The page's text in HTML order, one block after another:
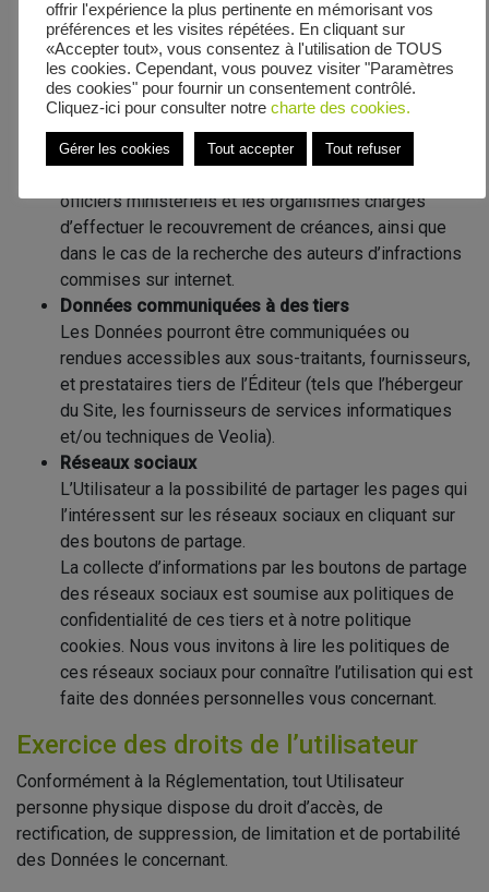
Données transférées aux autorités et/ou
organismes publics
Conformément à la Réglementation en vigueur, les
Données peuvent être transmises aux autorités
compétentes sur requête et notamment aux
organismes publics, exclusivement pour répondre aux
officiers ministériels et les organismes chargés
d’effectuer le recouvrement de créances, ainsi que
dans le cas de la recherche des auteurs d’infractions
commises sur internet.
Données communiquées à des tiers
Les Données pourront être communiquées ou
rendues accessibles aux sous-traitants, fournisseurs,
et prestataires tiers de l’Éditeur (tels que l’hébergeur
du Site, les fournisseurs de services informatiques
et/ou techniques de Veolia).
Réseaux sociaux
L’Utilisateur a la possibilité de partager les pages qui
l’intéressent sur les réseaux sociaux en cliquant sur
des boutons de partage.
La collecte d’informations par les boutons de partage
des réseaux sociaux est soumise aux politiques de
confidentialité de ces tiers et à notre politique
cookies. Nous vous invitons à lire les politiques de
ces réseaux sociaux pour connaître l’utilisation qui est
faite des données personnelles vous concernant.
Exercice des droits de l’utilisateur
Conformément à la Réglementation, tout Utilisateur
personne physique dispose du droit d’accès, de
rectification, de suppression, de limitation et de portabilité
des Données le concernant.
offrir l'expérience la plus pertinente en mémorisant vos
préférences et les visites répétées. En cliquant sur
«Accepter tout», vous consentez à l'utilisation de TOUS
les cookies. Cependant, vous pouvez visiter "Paramètres
des cookies" pour fournir un consentement contrôlé.
Cliquez-ici pour consulter notre charte des cookies.
Gérer les cookies Tout accepter Tout refuser